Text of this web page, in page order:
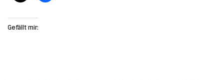
Gefällt mir: